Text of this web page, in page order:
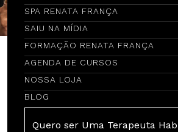
SPA RENATA FRANÇA
SAIU NA MÍDIA
FORMAÇÃO RENATA FRANÇA
AGENDA DE CURSOS
NOSSA LOJA
BLOG
Quero ser Uma Terapeuta
Encontre por
COMPRE NA